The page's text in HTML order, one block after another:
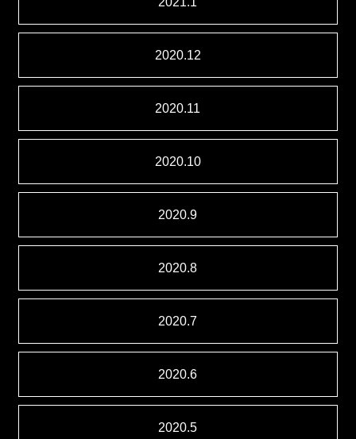
2020.12
2020.11
2020.10
2020.9
2020.8
2020.7
2020.6
2020.5